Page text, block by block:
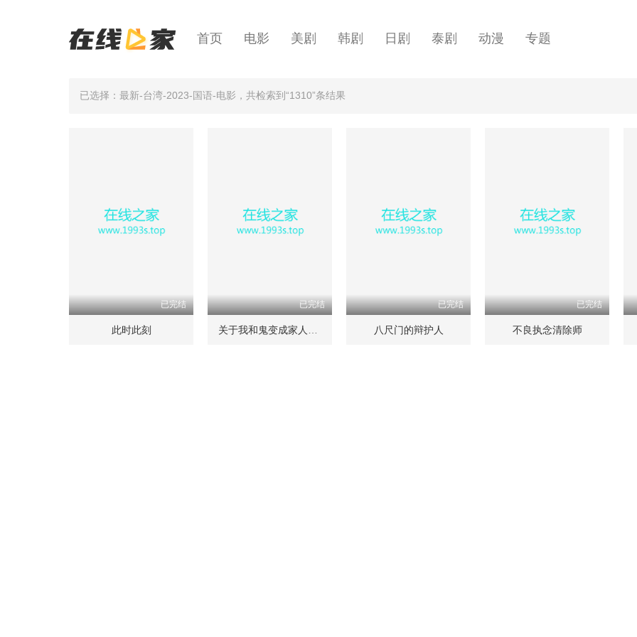
首页 电影 美剧 韩剧 日剧 泰剧 动漫 专题
已选择：最新-台湾-2023-国语-电影 ，共检索到“1310”条结果
已完结
此时此刻
已完结 已完结
八尺门的辩护人
已完结
不良执念清除师